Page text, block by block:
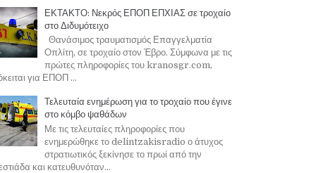
ΕΚΤΑΚΤΟ: Νεκρός ΕΠΟΠ ΕΠΧΙΑΣ σε τροχαίο
στο Διδυμότειχο
Θανάσιμος τραυματισμός Επαγγελματία
Οπλίτη, σε τροχαίο στον Έβρο. Σύμφωνα με τις
πρώτες πληροφορίες του kranosgr.com,
για ΕΠΟΠ ...
Τελευταία ενημέρωση για το τροχαίο που έγινε
στο κόμβο ψαθάδων
Με τις τελευταίες πληροφορίες που
ενημερώθηκε το delintzakisradio ο άτυχος
στρατιωτικός ξεκίνησε το πρωί από την
και κατευθυνόταν...